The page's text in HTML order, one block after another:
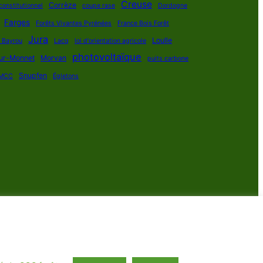
Corrèze coupe rase Creuse Dordogne
Farges Forêts Vivantes Pyrénées France Bois Forêt
Bayrou Jura Lacq loi d'orientation agricole
Loulle
Monnet
Morvan photovoltaïque puits carbone
Snupfen Égletons